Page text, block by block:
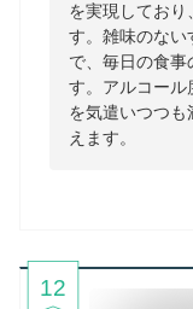
を実現してお
す。雑味のない
で、毎日の食事
す。アルコール
を気遣いつつ
えます。
12